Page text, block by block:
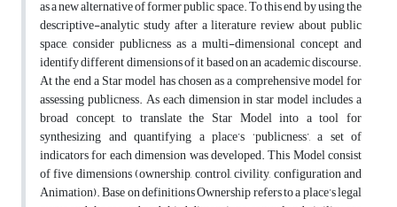
as a new alternative of former public space. To this end, by using the
descriptive-analytic study after a literature review about public
space, consider publicness as a multi-dimensional concept and
identify different dimensions of it based on an academic discourse.
At the end a Star model has chosen as a comprehensive model for
assessing publicness. As each dimension in star model includes a
broad concept, to translate the Star Model into a tool for
synthesizing and quantifying a place’s ‘publicness’, a set of
indicators for each dimension was developed. This Model consist
of five dimensions (ownership, control, civility, configuration and
Animation). Base on definitions Ownership refers to a place’s legal